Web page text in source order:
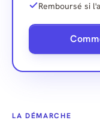
Remboursé si
LA DÉMARCHE